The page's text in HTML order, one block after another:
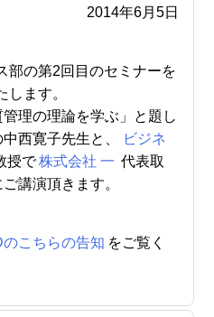
2014年6月5日
部の第2回目のセミナーを
します。
理の理論を学ぶ」と題し
西寛子先生と、
ビジネ
授で 株式会社 一 代表取
講演頂きます。
こちらの告知 をご覧く